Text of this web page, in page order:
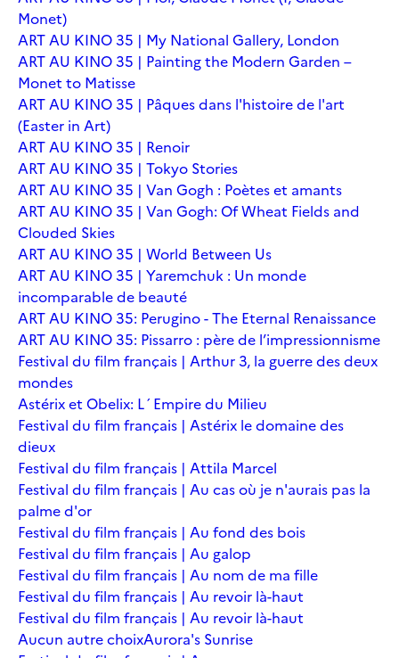
Monet)
ART AU KINO 35 | My National Gallery, London
ART AU KINO 35 | Painting the Modern Garden –
Monet to Matisse
ART AU KINO 35 | Pâques dans l'histoire de l'art
(Easter in Art)
ART AU KINO 35 | Renoir
ART AU KINO 35 | Tokyo Stories
ART AU KINO 35 | Van Gogh : Poètes et amants
ART AU KINO 35 | Van Gogh: Of Wheat Fields and
Clouded Skies
ART AU KINO 35 | World Between Us
ART AU KINO 35 | Yaremchuk : Un monde
incomparable de beauté
ART AU KINO 35: Perugino - The Eternal Renaissance
ART AU KINO 35: Pissarro : père de l’impressionnisme
Festival du film français | Arthur 3, la guerre des deux
mondes
Astérix et Obelix: L´Empire du Milieu
Festival du film français | Astérix le domaine des
dieux
Festival du film français | Attila Marcel
Festival du film français | Au cas où je n'aurais pas la
palme d'or
Festival du film français | Au fond des bois
Festival du film français | Au galop
Festival du film français | Au nom de ma fille
Festival du film français | Au revoir là-haut
Festival du film français | Au revoir là-haut
Aucun autre choixAurora's Sunrise